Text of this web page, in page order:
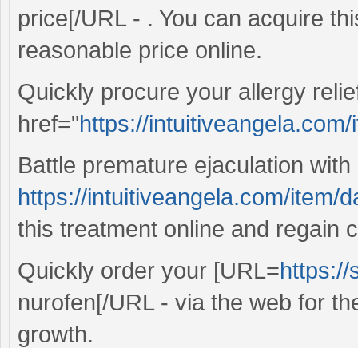
price[/URL - . You can acquire
reasonable price online.
Quickly procure your allergy
href="https://
Battle premature ejaculation with
https://intuitiveangela.com/item/
this treatment online and regain
Quickly order your [URL=https://
nurofen[/URL - via the web for
growth.